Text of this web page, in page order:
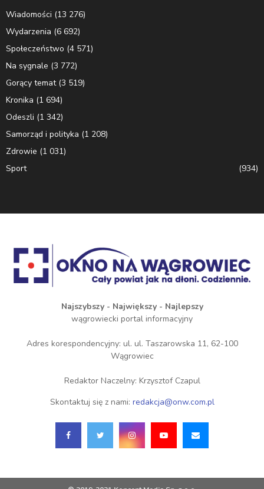
Wiadomości (13 276)
Wydarzenia (6 692)
Społeczeństwo (4 571)
Na sygnale (3 772)
Gorący temat(3 519)
Kronika (1 694)
Odeszli (1 342)
Samorząd i polityka (1 208)
Zdrowie (1 031)
Sport
(934)
Najszybszy - Największy - Najlepszy
wągrowiecki portal informacyjny
Adres korespondencyjny: ul. ul. Taszarowska 11, 62-100
Wągrowiec
Redaktor Naczelny: Krzysztof Czapul
Skontaktuj się z nami: redakcja@onw.com.pl